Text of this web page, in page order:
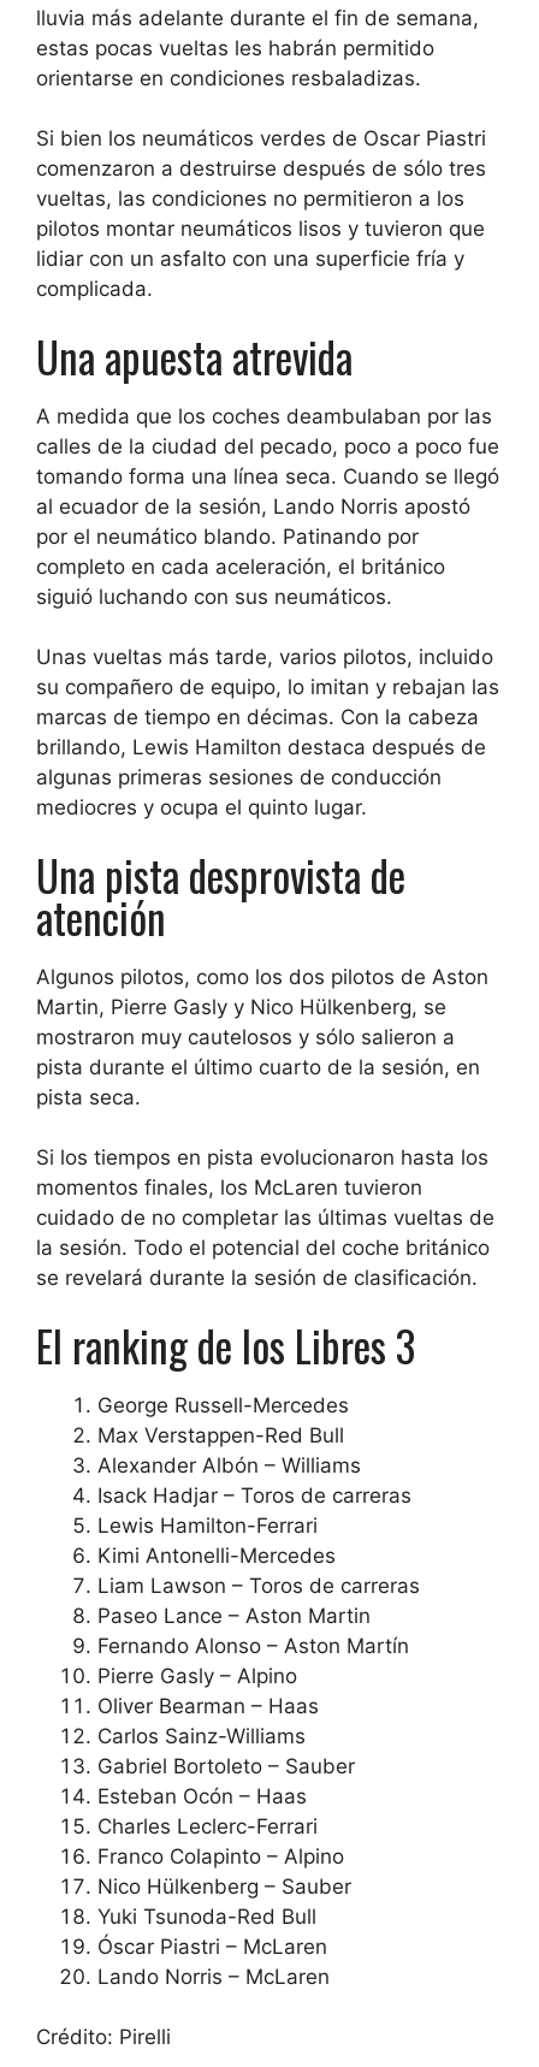
lluvia más adelante durante el fin de semana,
estas pocas vueltas les habrán permitido
orientarse en condiciones resbaladizas.
Si bien los neumáticos verdes de Oscar Piastri
comenzaron a destruirse después de sólo tres
vueltas, las condiciones no permitieron a los
pilotos montar neumáticos lisos y tuvieron que
lidiar con un asfalto con una superficie fría y
complicada.
Una apuesta atrevida
A medida que los coches deambulaban por las
calles de la ciudad del pecado, poco a poco fue
tomando forma una línea seca. Cuando se llegó
al ecuador de la sesión, Lando Norris apostó
por el neumático blando. Patinando por
completo en cada aceleración, el británico
siguió luchando con sus neumáticos.
Unas vueltas más tarde, varios pilotos, incluido
su compañero de equipo, lo imitan y rebajan las
marcas de tiempo en décimas. Con la cabeza
brillando, Lewis Hamilton destaca después de
algunas primeras sesiones de conducción
mediocres y ocupa el quinto lugar.
Una pista desprovista de
atención
Algunos pilotos, como los dos pilotos de Aston
Martin, Pierre Gasly y Nico Hülkenberg, se
mostraron muy cautelosos y sólo salieron a
pista durante el último cuarto de la sesión, en
pista seca.
Si los tiempos en pista evolucionaron hasta los
momentos finales, los McLaren tuvieron
cuidado de no completar las últimas vueltas de
la sesión. Todo el potencial del coche británico
se revelará durante la sesión de clasificación.
El ranking de los Libres 3
George Russell-Mercedes
Max Verstappen-Red Bull
Alexander Albón – Williams
Isack Hadjar – Toros de carreras
Lewis Hamilton-Ferrari
Kimi Antonelli-Mercedes
Liam Lawson – Toros de carreras
Paseo Lance – Aston Martin
Fernando Alonso – Aston Martín
Pierre Gasly – Alpino
Oliver Bearman – Haas
Carlos Sainz-Williams
Gabriel Bortoleto – Sauber
Esteban Ocón – Haas
Charles Leclerc-Ferrari
Franco Colapinto – Alpino
Nico Hülkenberg – Sauber
Yuki Tsunoda-Red Bull
Óscar Piastri – McLaren
Lando Norris – McLaren
Crédito: Pirelli